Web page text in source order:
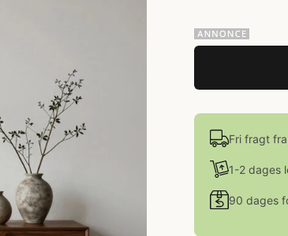
Fri fragt
1-2 dages
90 dages